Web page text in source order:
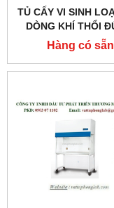
TỦ CẤY VI SINH
DÒNG KHÍ THỔI
MODEL:AVC-6D1
Hàng có sẵn